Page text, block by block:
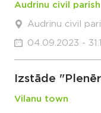
Audrinu civil parish
Audrinu civil
04.09.2023 -
Izstāde
Vilanu town